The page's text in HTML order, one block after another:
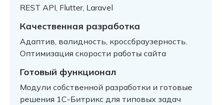
REST API, Flutter, Laravel
Качественная разработка
Адаптив, валидность, кроссбраузерность.
Оптимизация скорости работы сайта
Готовый функционал
Модули собственной разработки и готовые
решения 1С-Битрикс для типовых задач